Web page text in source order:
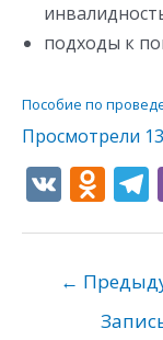
подходы к
Пособие по
Просмотрели
V O
o
kl
←